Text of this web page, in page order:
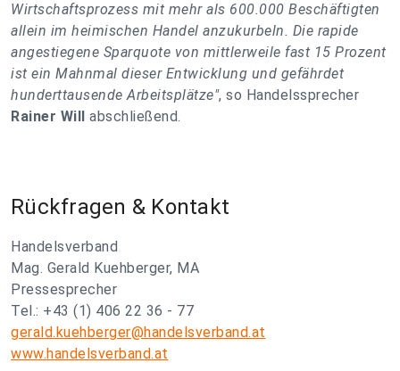
Wirtschaftsprozess mit mehr als 600.000 Beschäftigten
allein im heimischen Handel anzukurbeln. Die rapide
angestiegene Sparquote von mittlerweile fast 15 Prozent
ist ein Mahnmal dieser Entwicklung und gefährdet
hunderttausende Arbeitsplätze", so Handelssprecher
Rainer Will abschließend.
Rückfragen & Kontakt
Handelsverband
Mag. Gerald Kuehberger, MA
Pressesprecher
Tel.: +43 (1) 406 22 36 - 77
gerald.kuehberger@handelsverband.at
www.handelsverband.at